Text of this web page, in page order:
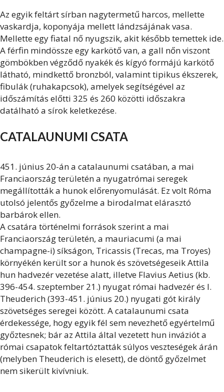
Az egyik feltárt sírban nagytermetű harcos, mellette
vaskardja, koponyája mellett lándzsájának vasa.
Mellette egy fiatal nő nyugszik, akit később temettek ide.
A férfin mindössze egy karkötő van, a gall nőn viszont
gömbökben végződő nyakék és kígyó formájú karkötő
látható, mindkettő bronzból, valamint tipikus ékszerek,
fibulák (ruhakapcsok), amelyek segítségével az
időszámítás előtti 325 és 260 közötti időszakra
datálható a sírok keletkezése.
CATALAUNUMI CSATA
451. június 20-án a catalaunumi csatában, a mai
Franciaország területén a nyugatrómai seregek
megállították a hunok előrenyomulását. Ez volt Róma
utolsó jelentős győzelme a birodalmat elárasztó
barbárok ellen.
A csatára történelmi források szerint a mai
Franciaország területén, a mauriacumi (a mai
champagne-i) síkságon, Tricassis (Trecas, ma Troyes)
környékén került sor a hunok és szövetségeseik Attila
hun hadvezér vezetése alatt, illetve Flavius Aetius (kb.
396-454. szeptember 21.) nyugat római hadvezér és I.
Theuderich (393-451. június 20.) nyugati gót király
szövetséges seregei között. A catalaunumi csata
érdekessége, hogy egyik fél sem nevezhető egyértelmű
győztesnek; bár az Attila által vezetett hun inváziót a
római csapatok feltartóztatták súlyos veszteségek árán
(melyben Theuderich is elesett), de döntő győzelmet
nem sikerült kivívniuk.